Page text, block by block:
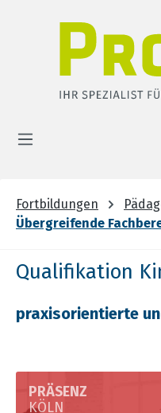
Fortbildungen
Übergreifende
Qualifikation
praxisorientierte
PRÄSENZ
KÖLN